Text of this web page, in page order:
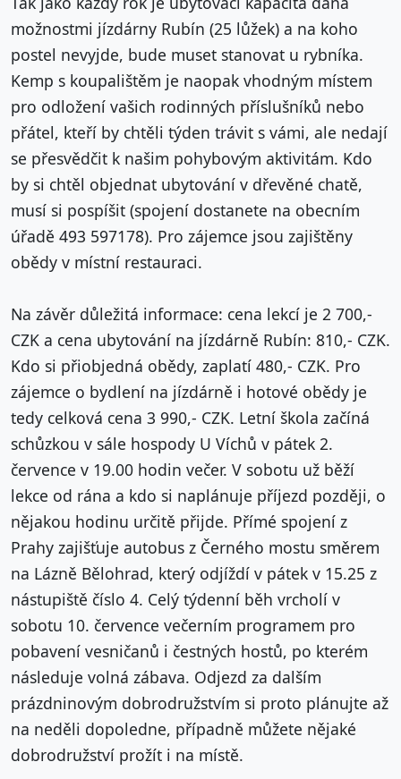
možnostmi jízdárny Rubín (25 lůžek) a na koho
postel nevyjde, bude muset stanovat u rybníka.
Kemp s koupalištěm je naopak vhodným místem
pro odložení vašich rodinných příslušníků nebo
přátel, kteří by chtěli týden trávit s vámi, ale nedají
se přesvědčit k našim pohybovým aktivitám. Kdo
by si chtěl objednat ubytování v dřevěné chatě,
musí si pospíšit (spojení dostanete na obecním
úřadě 493 597178). Pro zájemce jsou zajištěny
obědy v místní restauraci.
Na závěr důležitá informace: cena lekcí je 2 700,-
CZK a cena ubytování na jízdárně Rubín: 810,- CZK.
Kdo si přiobjedná obědy, zaplatí 480,- CZK. Pro
zájemce o bydlení na jízdárně i hotové obědy je
tedy celková cena 3 990,- CZK. Letní škola začíná
schůzkou v sále hospody U Víchů v pátek 2.
července v 19.00 hodin večer. V sobotu už běží
lekce od rána a kdo si naplánuje příjezd později, o
nějakou hodinu určitě přijde. Přímé spojení z
Prahy zajišťuje autobus z Černého mostu směrem
na Lázně Bělohrad, který odjíždí v pátek v 15.25 z
nástupiště číslo 4. Celý týdenní běh vrcholí v
sobotu 10. července večerním programem pro
pobavení vesničanů i čestných hostů, po kterém
následuje volná zábava. Odjezd za dalším
prázdninovým dobrodružstvím si proto plánujte až
na neděli dopoledne, případně můžete nějaké
dobrodružství prožít i na místě.